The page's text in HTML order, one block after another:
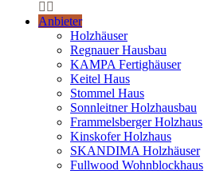
Anbieter
Holzhäuser
Regnauer Hausbau
KAMPA Fertighäuser
Keitel Haus
Stommel Haus
Sonnleitner Holzhausbau
Frammelsberger Holzhaus
Kinskofer Holzhaus
SKANDIMA Holzhäuser
Fullwood Wohnblockhaus